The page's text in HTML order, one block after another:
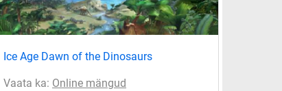
Ice Age Dawn of the Dinosaurs
Vaata ka: Online mängud